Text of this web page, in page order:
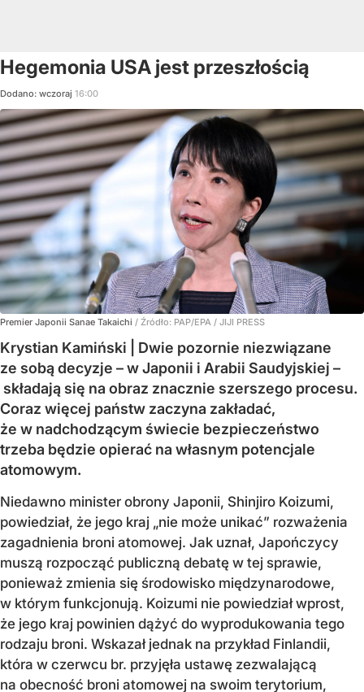
Hegemonia USA jest przeszłością
Dodano: wczoraj 16:00
Premier Japonii Sanae Takaichi / Źródło: PAP/EPA / JIJI PRESS
Krystian Kamiński | Dwie pozornie niezwiązane
ze sobą decyzje – w Japonii i Arabii Saudyjskiej –
składają się na obraz znacznie szerszego procesu.
Coraz więcej państw zaczyna zakładać,
że w nadchodzącym świecie bezpieczeństwo
trzeba będzie opierać na własnym potencjale
atomowym.
Niedawno minister obrony Japonii, Shinjiro Koizumi,
powiedział, że jego kraj „nie może unikać” rozważenia
zagadnienia broni atomowej. Jak uznał, Japończycy
muszą rozpocząć publiczną debatę w tej sprawie,
ponieważ zmienia się środowisko międzynarodowe,
w którym funkcjonują. Koizumi nie powiedział wprost,
że jego kraj powinien dążyć do wyprodukowania tego
rodzaju broni. Wskazał jednak na przykład Finlandii,
która w czerwcu br. przyjęła ustawę zezwalającą
na obecność broni atomowej na swoim terytorium,